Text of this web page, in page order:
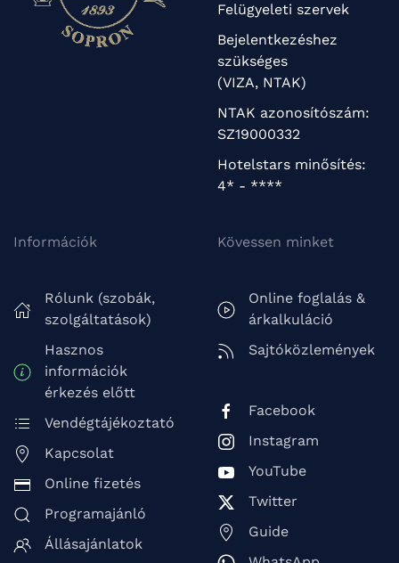
Felügyeleti szervek
Bejelentkezéshez
szükséges
(VIZA, NTAK)
NTAK azonosítószám:
SZ19000332
Hotelstars minősítés:
4* - ****
Információk
Rólunk (szobák,
szolgáltatások)
Hasznos
információk
érkezés előtt
Vendégtájékoztató
Kapcsolat
Online fizetés
Programajánló
Állásajánlatok
Kövessen minket
Online foglalás &
árkalkuláció
Sajtóközlemények
Facebook
Instagram
YouTube
Twitter
Guide